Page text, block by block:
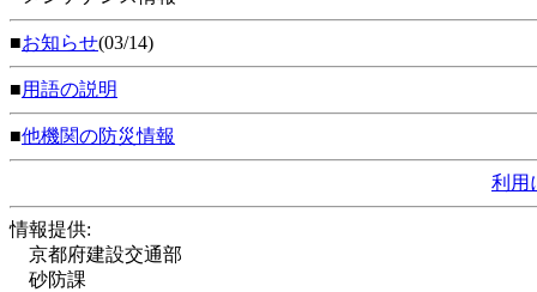
■お知らせ(03/14)
■用語の説明
■他機関の防災情報
利用
情報提供:
京都府建設交通部
砂防課